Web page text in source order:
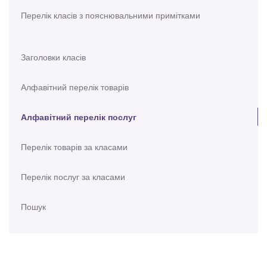
Перелік класів з пояснювальними примітками
Заголовки класів
Алфавітний перелік товарів
Алфавітний перелік послуг
Перелік товарів за класами
Перелік послуг за класами
Пошук